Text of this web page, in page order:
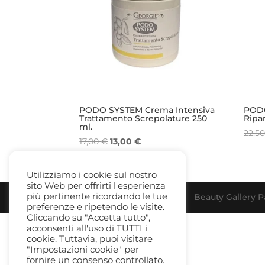
PODO SYSTEM Crema Intensiva
Trattamento Screpolature 250
ml.
17,00€Il
era:
17,00 €.
13,00€Il
è:
13,00 €.
Beauty Gallery
Utilizziamo i cookie sul nostro
sito Web per offrirti l'esperienza
più pertinente ricordando le tue
preferenze e ripetendo le visite.
Cliccando su "Accetta tutto",
acconsenti all'uso di TUTTI i
cookie. Tuttavia, puoi visitare
"Impostazioni cookie" per
fornire un consenso controllato.